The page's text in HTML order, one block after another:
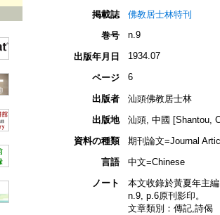
掲載誌
佛教居士林特刊
巻号
n.9
出版年月日 1934.07
ページ 6
出版者
汕頭佛教居士林
出版地
汕頭, 中國 [Shantou,
資料の種類
期刊論文=Journal
言語
中文=Chinese
ノート
本文收錄於黃夏年主
n.9, p.6原刊影印。
文章類別：傳記,詩偈